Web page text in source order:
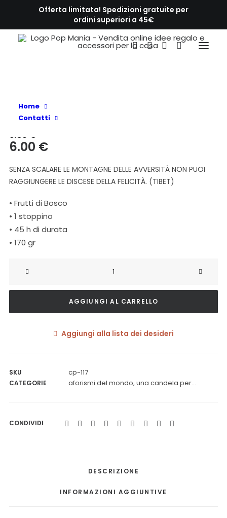
Offerta limitata! Spedizioni gratuite per
ordini superiori a 45€
Home
Contatti
UNA CANDELA PER… AFORISMA FELICITÀ (TIBET)
UNA CANDELA PER… AFORISMA FELICITÀ
(TIBET)
9.50 €
Il
originale
era:
9.50 €.
6.00 €Il
attuale
è:
6.00 €.
SENZA SCALARE LE MONTAGNE DELLE AVVERSITÀ NON PUOI
RAGGIUNGERE LE DISCESE DELLA FELICITÀ. (TIBET)
• Frutti di Bosco
• 1 stoppino
• 45 h di durata
• 170 gr
per...
AGGIUNGI AL CARRELLO
Aggiungi alla lista dei desideri
SKU cp-117
CATEGORIE aforismi del mondo, una candela per...
CONDIVIDI
DESCRIZIONE
INFORMAZIONI AGGIUNTIVE